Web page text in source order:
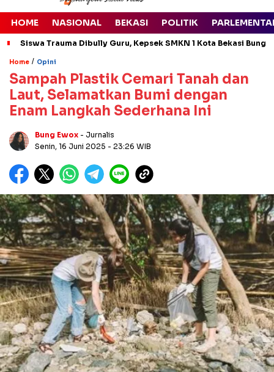
HOME NASIONAL BEKASI POLITIK
Siswa Trauma Dibully Guru, Kepsek SMKN 1 Kota Bekasi
Home / Opini
Sampah Plastik Cemari Tanah dan
Laut, Selamatkan Bumi dengan
Enam Langkah Sederhana Ini
Bung Ewox - Jurnalis
Senin, 16 Juni 2025 - 23:26 WIB